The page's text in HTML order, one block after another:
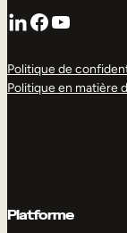
LinkedIn
Facebook
YouTube
Politique de
Politique en matière
Platforme